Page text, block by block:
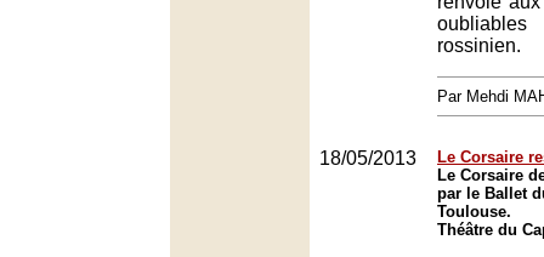
rossinien.
Par Mehdi
18/05/2013
Le Corsaire
Le Corsaire
par le Ballet
Toulouse.
Théâtre du